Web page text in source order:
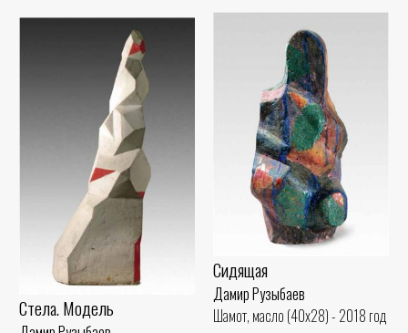
Сидящая
Дамир Рузыбаев
Шамот, масло (40x28) - 2018 год
Стела. Модель